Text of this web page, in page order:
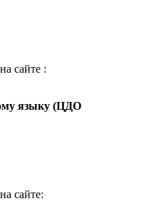
сайте :
языку (ЦДО
сайте: